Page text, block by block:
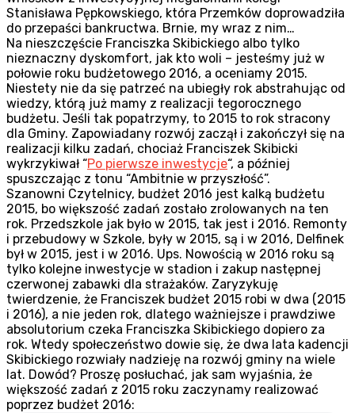
Stanisława Pępkowskiego, która Przemków doprowadziła
do przepaści bankructwa. Brnie, my wraz z nim…
Na nieszczęście Franciszka Skibickiego albo tylko
nieznaczny dyskomfort, jak kto woli – jesteśmy już w
połowie roku budżetowego 2016, a oceniamy 2015.
Niestety nie da się patrzeć na ubiegły rok abstrahując od
wiedzy, którą już mamy z realizacji tegorocznego
budżetu. Jeśli tak popatrzymy, to 2015 to rok stracony
dla Gminy. Zapowiadany rozwój zaczął i zakończył się na
realizacji kilku zadań, chociaż Franciszek Skibicki
wykrzykiwał “Po pierwsze inwestycje“, a później
spuszczając z tonu “Ambitnie w przyszłość”.
Szanowni Czytelnicy, budżet 2016 jest kalką budżetu
2015, bo większość zadań zostało zrolowanych na ten
rok. Przedszkole jak było w 2015, tak jest i 2016. Remonty
i przebudowy w Szkole, były w 2015, są i w 2016, Delfinek
był w 2015, jest i w 2016. Ups. Nowością w 2016 roku są
tylko kolejne inwestycje w stadion i zakup następnej
czerwonej zabawki dla strażaków. Zaryzykuję
twierdzenie, że Franciszek budżet 2015 robi w dwa (2015
i 2016), a nie jeden rok, dlatego ważniejsze i prawdziwe
absolutorium czeka Franciszka Skibickiego dopiero za
rok. Wtedy społeczeństwo dowie się, że dwa lata kadencji
Skibickiego rozwiały nadzieję na rozwój gminy na wiele
lat. Dowód? Proszę posłuchać, jak sam wyjaśnia, że
większość zadań z 2015 roku zaczynamy realizować
poprzez budżet 2016: